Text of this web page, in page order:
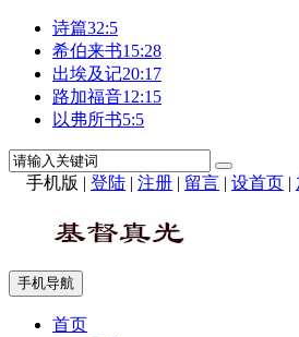
诗篇32:5
希伯来书15:28
出埃及记20:17
路加福音12:15
以弗所书5:5
手机版 | 登陆 | 注册 | 留言 | 设首页 |
手机导航
首页